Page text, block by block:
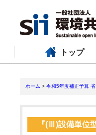
トップ
ホーム > 令和5年度補正予算
『(Ⅲ)設備単位